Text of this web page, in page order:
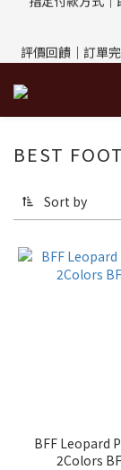
輸入
指定付款方式｜
評價回饋｜訂單
BEST
Sort by
BFF Leopard
2Colors